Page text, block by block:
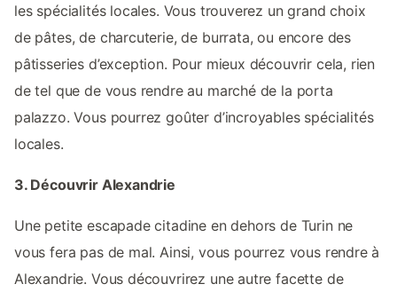
les spécialités locales. Vous trouverez un grand choix
de pâtes, de charcuterie, de burrata, ou encore des
pâtisseries d’exception. Pour mieux découvrir cela, rien
de tel que de vous rendre au marché de la porta
palazzo. Vous pourrez goûter d’incroyables spécialités
locales.
3. Découvrir Alexandrie
Une petite escapade citadine en dehors de Turin ne
vous fera pas de mal. Ainsi, vous pourrez vous rendre à
Alexandrie. Vous découvrirez une autre facette de